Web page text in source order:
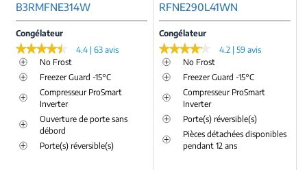
B3RMFNE314W
Congélateur
★★★★★
★★★★★
4.4 | 63 avis
No Frost
Freezer Guard -15°C
Compresseur ProSmart
Inverter
Ouverture de porte sans
débord
Porte(s) réversible(s)
RFNE290L41WN
Congélateur
★★★★★
★★★★★
4.2 | 59 avis
No Frost
Freezer Guard -15°C
Compresseur ProSmart
Inverter
Porte(s) réversible(s)
Pièces détachées disponibles
pendant 12 ans